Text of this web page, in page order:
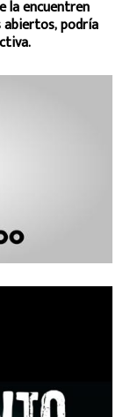
la encuentren
abiertos, podría